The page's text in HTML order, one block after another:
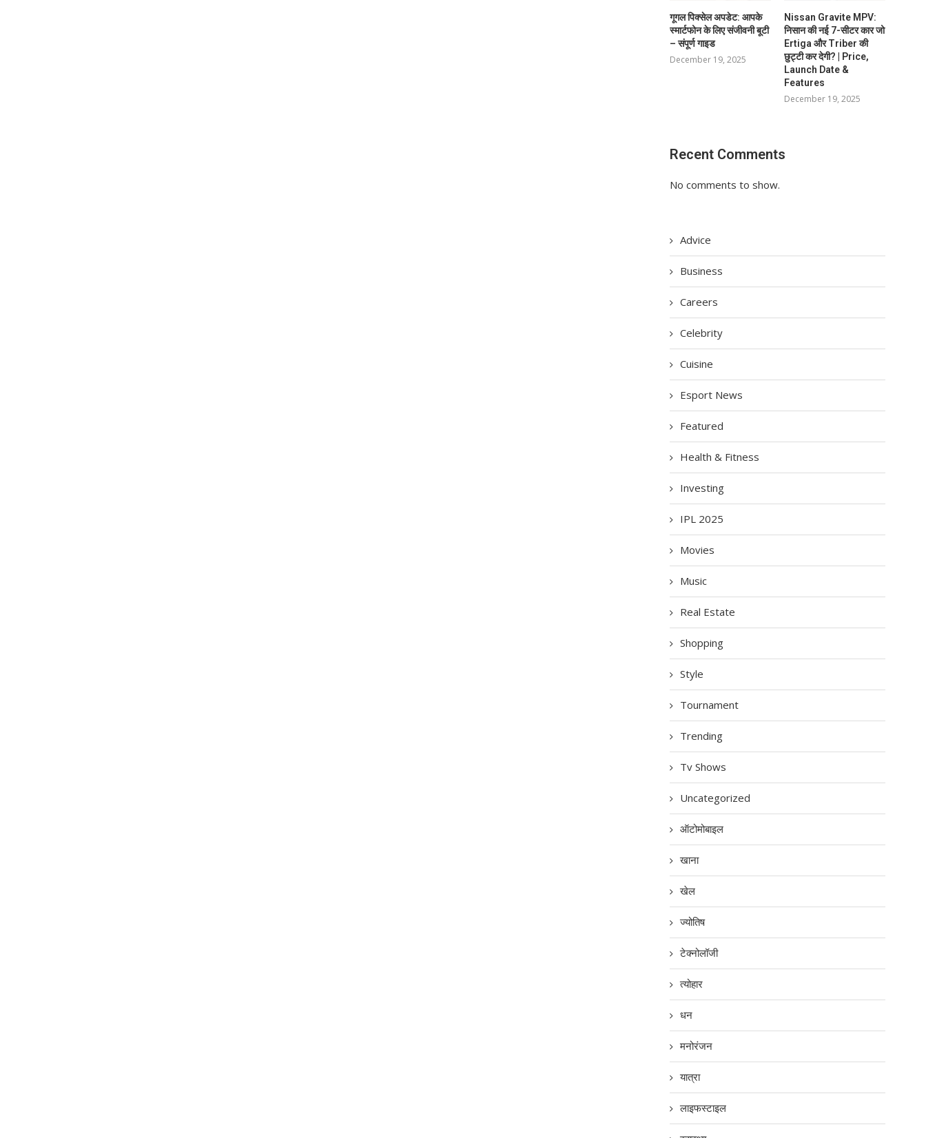
गूगल पिक्सेल अपडेट: आपके
स्मार्टफोन के लिए संजीवनी बूटी
– संपूर्ण गाइड
December 19, 2025
Nissan Gravite MPV:
निसान की नई 7-सीटर कार जो
Ertiga और Triber की
छुट्टी कर देगी? | Price,
Launch Date &
Features
December 19, 2025
Recent Comments
No comments to show.
Advice
Business
Careers
Celebrity
Cuisine
Esport News
Featured
Health & Fitness
Investing
IPL 2025
Movies
Music
Real Estate
Shopping
Style
Tournament
Trending
Tv Shows
Uncategorized
ऑटोमोबाइल
खाना
खेल
ज्योतिष
टेक्नोलॉजी
त्योहार
धन
मनोरंजन
यात्रा
लाइफस्टाइल